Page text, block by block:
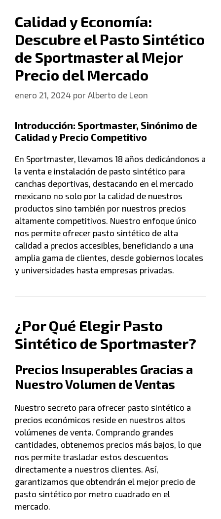
Calidad y Economía:
Descubre el Pasto Sintético
de Sportmaster al Mejor
Precio del Mercado
enero 21, 2024 por Alberto de Leon
Introducción: Sportmaster, Sinónimo de
Calidad y Precio Competitivo
En Sportmaster, llevamos 18 años dedicándonos a
la venta e instalación de pasto sintético para
canchas deportivas, destacando en el mercado
mexicano no solo por la calidad de nuestros
productos sino también por nuestros precios
altamente competitivos. Nuestro enfoque único
nos permite ofrecer pasto sintético de alta
calidad a precios accesibles, beneficiando a una
amplia gama de clientes, desde gobiernos locales
y universidades hasta empresas privadas.
¿Por Qué Elegir Pasto
Sintético de Sportmaster?
Precios Insuperables Gracias a
Nuestro Volumen de Ventas
Nuestro secreto para ofrecer pasto sintético a
precios económicos reside en nuestros altos
volúmenes de venta. Comprando grandes
cantidades, obtenemos precios más bajos, lo que
nos permite trasladar estos descuentos
directamente a nuestros clientes. Así,
garantizamos que obtendrán el mejor precio de
pasto sintético por metro cuadrado en el
mercado.